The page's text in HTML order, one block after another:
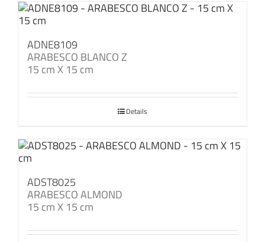
ADNE8109
ARABESCO BLANCO Z
15 cm X 15 cm
Details
ADST8025
ARABESCO ALMOND
15 cm X 15 cm